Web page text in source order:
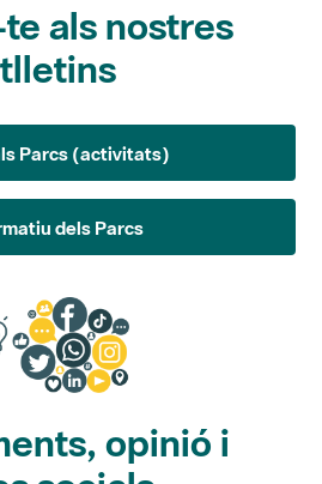
Parcs (activitats)
dels Parcs
opinió i
socials